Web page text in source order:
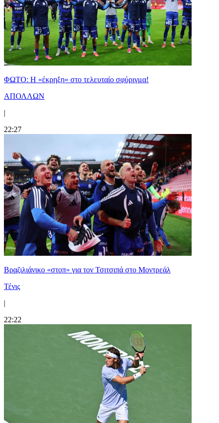
ΦΩΤΟ: Η «έκρηξη» στο τελευταίο σφύριγμα!
ΑΠΟΛΛΩΝ
|
22:27
Βραζιλιάνικο «στοπ» για τον Τσιτσιπά στο Μοντρεάλ
Τένις
|
22:22